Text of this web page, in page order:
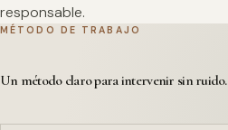
responsable.
MÉTODO DE TRABAJO
Un método claro para intervenir sin ruido.